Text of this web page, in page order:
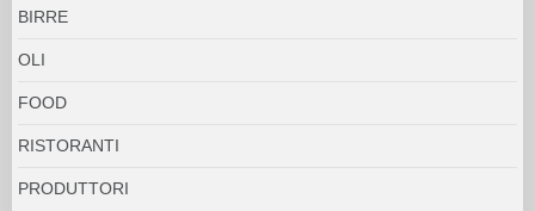
BIRRE
OLI
FOOD
RISTORANTI
PRODUTTORI